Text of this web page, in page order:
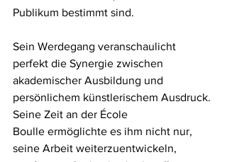
Publikum bestimmt sind.
Sein Werdegang veranschaulicht
perfekt die Synergie zwischen
akademischer Ausbildung und
persönlichem künstlerischem Ausdruck.
Seine Zeit an der École
Boulle ermöglichte es ihm nicht nur,
seine Arbeit weiterzuentwickeln,